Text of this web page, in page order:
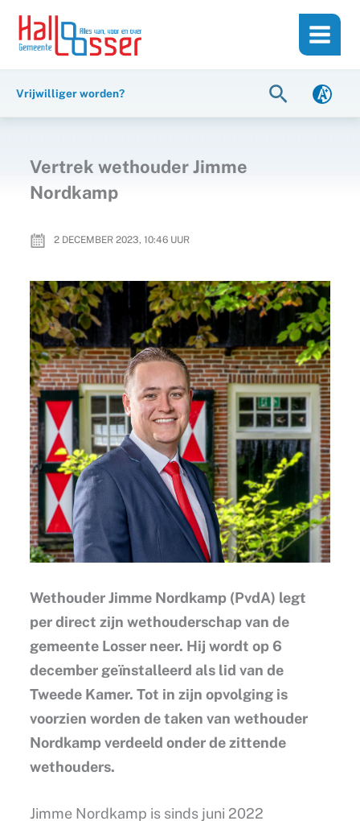
inhoud
naar
Vrijwilliger worden? Zoeken
Vertrek wethouder Jimme
Nordkamp
2 DECEMBER 2023, 10:46UUR
Wethouder Jimme Nordkamp (PvdA) legt
per direct zijn wethouderschap van de
gemeente Losser neer. Hij wordt op 6
december geïnstalleerd als lid van de
Tweede Kamer. Tot in zijn opvolging is
voorzien worden de taken van wethouder
Nordkamp verdeeld onder de zittende
wethouders.
Jimme Nordkamp is sinds juni 2022